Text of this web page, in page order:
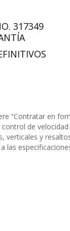
317349
“Contratar en
de
verticales y
las